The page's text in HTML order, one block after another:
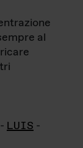
al
- LUIS -